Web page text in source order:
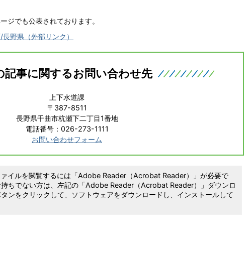
ジでも公表されております。
野県（外部リンク）
記事に関するお問い合わせ先
上下水道課
〒387-8511
長野県千曲市杭瀬下二丁目1番地
電話番号：026-273-1111
お問い合わせフォーム
ァイルを閲覧するには「Adobe Reader（Acrobat Reader）」が必要で
ちでない方は、左記の「Adobe Reader（Acrobat Reader）」ダウンロ
ンをクリックして、ソフトウェアをダウンロードし、インストールして